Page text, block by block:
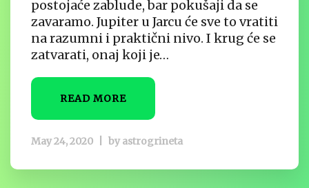
postojaće zablude, bar pokušaji da se
zavaramo. Jupiter u Jarcu će sve to vratiti
na razumni i praktični nivo. I krug će se
zatvarati, onaj koji je…
READ MORE
May 24, 2020 by astrogrineta